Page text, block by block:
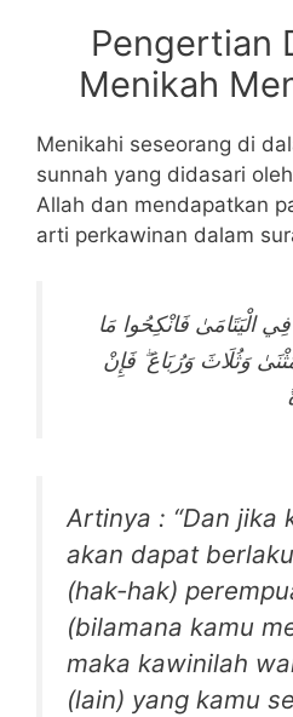
Pengertian
Menikah
Menikahi seseorang di
sunnah yang didasari
Allah dan mendapatkan
arti perkawinan dalam
الْيَتَامَىٰ فَانْكِحُوا مَا
وَثُلَاثَ وَرُبَاعَ ۖ فَإِنْ
Artinya : “Dan jika
akan dapat
(hak-hak)
(bilamana kamu
maka kawinilah
(lain) yang kamu